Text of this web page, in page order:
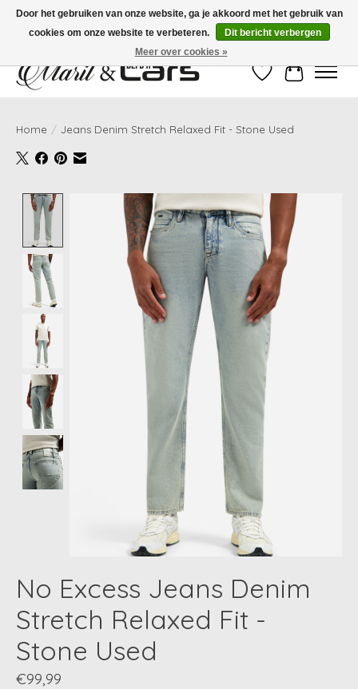
Gratis verzending vanaf €99,- | Voor 16:00 uur besteld, vandaag verzonden!
Verlanglijst
Home / Jeans Denim Stretch Relaxed Fit - Stone Used
Product image slideshow Items
No Excess Jeans Denim
Stretch Relaxed Fit -
Stone Used
€99,99
Door het gebruiken van onze website, ga je akkoord met het gebruik van
cookies om onze website te verbeteren.
Dit bericht verbergen
Meer over cookies »